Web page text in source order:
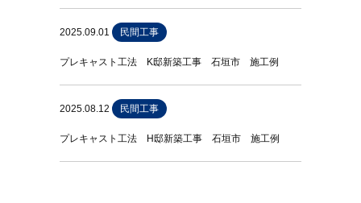
2025.09.01 民間工事
プレキャスト工法 K邸新築工事 石垣市 施工例
2025.08.12 民間工事
プレキャスト工法 H邸新築工事 石垣市 施工例